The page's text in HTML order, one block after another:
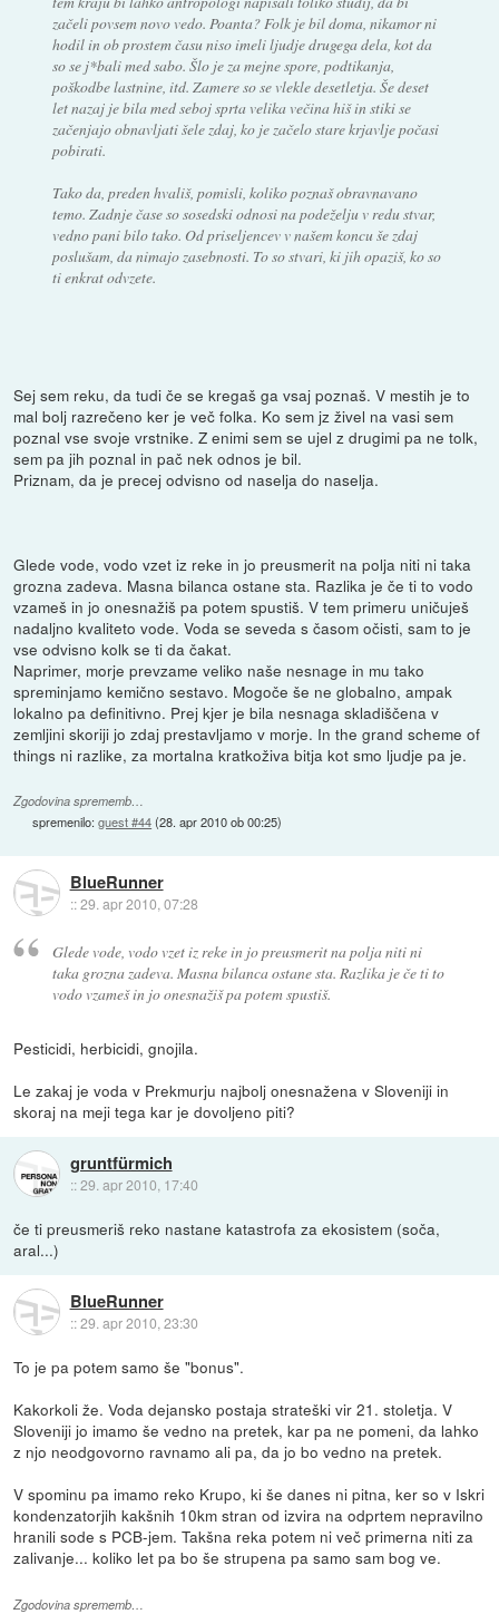
začeli povsem novo vedo. Poanta? Folk je bil doma, nikamor ni
hodil in ob prostem času niso imeli ljudje drugega dela, kot da
so se j*bali med sabo. Šlo je za mejne spore, podtikanja,
poškodbe lastnine, itd. Zamere so se vlekle desetletja. Še deset
let nazaj je bila med seboj sprta velika večina hiš in stiki se
začenjajo obnavljati šele zdaj, ko je začelo stare krjavlje počasi
pobirati.
Tako da, preden hvališ, pomisli, koliko poznaš obravnavano
temo. Zadnje čase so sosedski odnosi na podeželju v redu stvar,
vedno pani bilo tako. Od priseljencev v našem koncu še zdaj
poslušam, da nimajo zasebnosti. To so stvari, ki jih opaziš, ko so
ti enkrat odvzete.
Sej sem reku, da tudi če se kregaš ga vsaj poznaš. V mestih je to
mal bolj razrečeno ker je več folka. Ko sem jz živel na vasi sem
poznal vse svoje vrstnike. Z enimi sem se ujel z drugimi pa ne tolk,
sem pa jih poznal in pač nek odnos je bil.
Priznam, da je precej odvisno od naselja do naselja.
Glede vode, vodo vzet iz reke in jo preusmerit na polja niti ni taka
grozna zadeva. Masna bilanca ostane sta. Razlika je če ti to vodo
vzameš in jo onesnažiš pa potem spustiš. V tem primeru uničuješ
nadaljno kvaliteto vode. Voda se seveda s časom očisti, sam to je
vse odvisno kolk se ti da čakat.
Naprimer, morje prevzame veliko naše nesnage in mu tako
spreminjamo kemično sestavo. Mogoče še ne globalno, ampak
lokalno pa definitivno. Prej kjer je bila nesnaga skladiščena v
zemljini skoriji jo zdaj prestavljamo v morje. In the grand scheme of
things ni razlike, za mortalna kratkoživa bitja kot smo ljudje pa je.
Zgodovina sprememb…
spremenilo:guest #44(28. apr 2010 ob 00:25)
BlueRunner
::29. apr 2010, 07:28
Glede vode, vodo vzet iz reke in jo preusmerit na polja niti ni
taka grozna zadeva. Masna bilanca ostane sta. Razlika je če ti to
vodo vzameš in jo onesnažiš pa potem spustiš.
Pesticidi, herbicidi, gnojila.
Le zakaj je voda v Prekmurju najbolj onesnažena v Sloveniji in
skoraj na meji tega kar je dovoljeno piti?
gruntfürmich
::29. apr 2010, 17:40
če ti preusmeriš reko nastane katastrofa za ekosistem (soča,
aral...)
BlueRunner
::29. apr 2010, 23:30
To je pa potem samo še "bonus".
Kakorkoli že. Voda dejansko postaja strateški vir 21. stoletja. V
Sloveniji jo imamo še vedno na pretek, kar pa ne pomeni, da lahko
z njo neodgovorno ravnamo ali pa, da jo bo vedno na pretek.
V spominu pa imamo reko Krupo, ki še danes ni pitna, ker so v Iskri
kondenzatorjih kakšnih 10km stran od izvira na odprtem nepravilno
hranili sode s PCB-jem. Takšna reka potem ni več primerna niti za
zalivanje... koliko let pa bo še strupena pa samo sam bog ve.
Zgodovina sprememb…